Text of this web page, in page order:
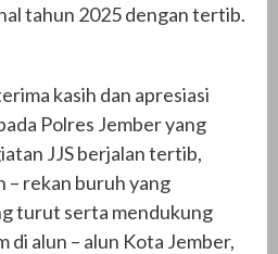
tahun 2025 dengan tertib.
kasih dan apresiasi
Polres Jember yang
JJS berjalan tertib,
– rekan buruh yang
turut serta mendukung
di alun – alun Kota Jember,